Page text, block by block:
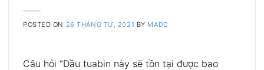
POSTED ON 26 THÁNG TƯ, 2021 BY MADC
Câu hỏi “Dầu tuabin này sẽ tồn tại được bao